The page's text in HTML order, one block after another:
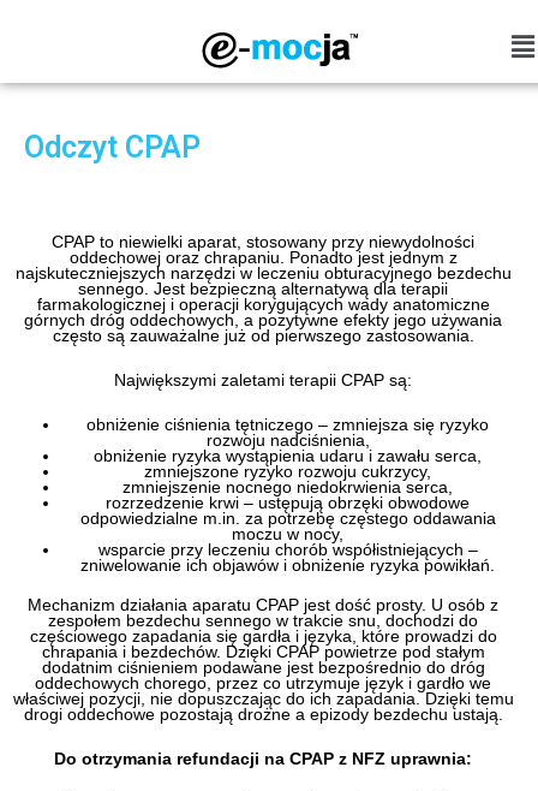
Odczyt CPAP
CPAP to niewielki aparat, stosowany przy niewydolności
oddechowej oraz chrapaniu. Ponadto jest jednym z
najskuteczniejszych narzędzi w leczeniu obturacyjnego bezdechu
sennego. Jest bezpieczną alternatywą dla terapii
farmakologicznej i operacji korygujących wady anatomiczne
górnych dróg oddechowych, a pozytywne efekty jego używania
często są zauważalne już od pierwszego zastosowania.
Największymi zaletami terapii CPAP są:
obniżenie ciśnienia tętniczego – zmniejsza się ryzyko
rozwoju nadciśnienia,
obniżenie ryzyka wystąpienia udaru i zawału serca,
zmniejszone ryzyko rozwoju cukrzycy,
zmniejszenie nocnego niedokrwienia serca,
rozrzedzenie krwi – ustępują obrzęki obwodowe
odpowiedzialne m.in. za potrzebę częstego oddawania
moczu w nocy,
wsparcie przy leczeniu chorób współistniejących –
zniwelowanie ich objawów i obniżenie ryzyka powikłań.
Mechanizm działania aparatu CPAP jest dość prosty. U osób z
zespołem bezdechu sennego w trakcie snu, dochodzi do
częściowego zapadania się gardła i języka, które prowadzi do
chrapania i bezdechów. Dzięki CPAP powietrze pod stałym
dodatnim ciśnieniem podawane jest bezpośrednio do dróg
oddechowych chorego, przez co utrzymuje język i gardło we
właściwej pozycji, nie dopuszczając do ich zapadania. Dzięki temu
drogi oddechowe pozostają drożne a epizody bezdechu ustają.
Do otrzymania refundacji na CPAP z NFZ uprawnia: